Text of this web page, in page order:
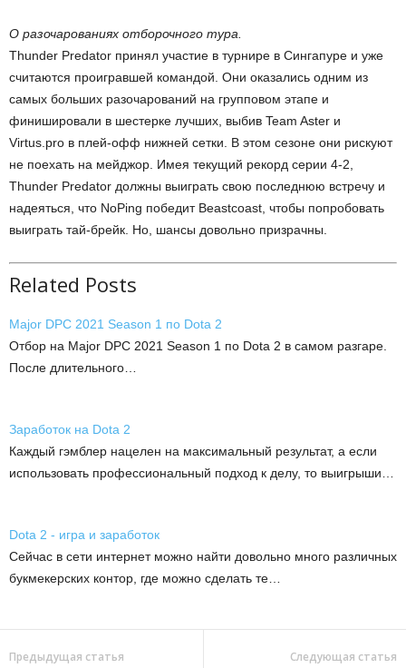
О разочарованиях отборочного тура.
Thunder Predator принял участие в турнире в Сингапуре и уже
считаются проигравшей командой. Они оказались одним из
самых больших разочарований на групповом этапе и
финишировали в шестерке лучших, выбив Team Aster и
Virtus.pro в плей-офф нижней сетки. В этом сезоне они рискуют
не поехать на мейджор. Имея текущий рекорд серии 4-2,
Thunder Predator должны выиграть свою последнюю встречу и
надеяться, что NoPing победит Beastcoast, чтобы попробовать
выиграть тай-брейк. Но, шансы довольно призрачны.
Related Posts
Major DPC 2021 Season 1 по Dota 2
Отбор на Major DPC 2021 Season 1 по Dota 2 в самом разгаре.
После длительного…
Заработок на Dota 2
Каждый гэмблер нацелен на максимальный результат, а если
использовать профессиональный подход к делу, то выигрыши…
Dota 2 - игра и заработок
Сейчас в сети интернет можно найти довольно много различных
букмекерских контор, где можно сделать те…
Предыдущая статья Следующая статья